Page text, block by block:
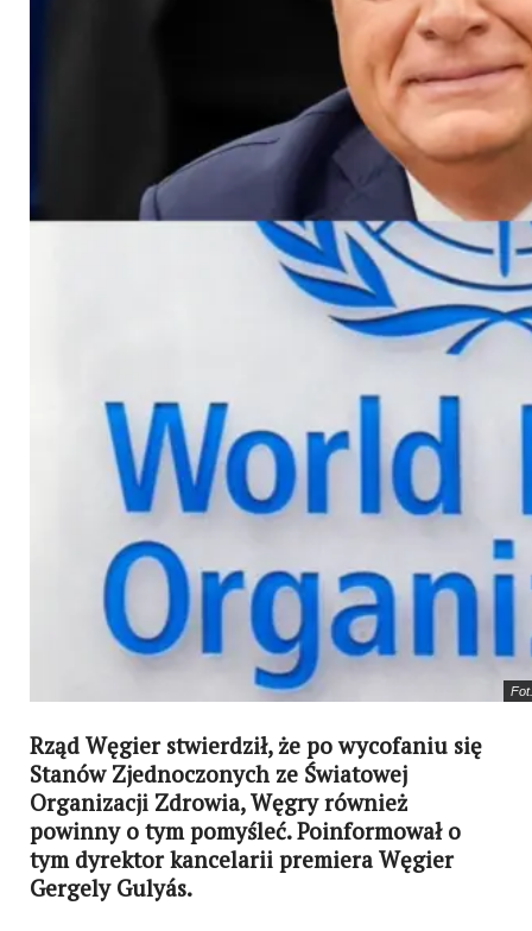
Rząd Węgier stwierdził, że po wycofaniu się
Stanów Zjednoczonych ze Światowej
Organizacji Zdrowia, Węgry również
powinny o tym pomyśleć. Poinformował o
tym dyrektor kancelarii premiera Węgier
Gergely Gulyás.